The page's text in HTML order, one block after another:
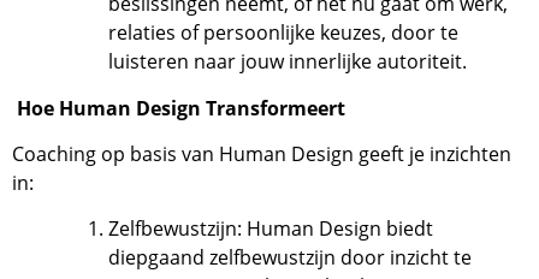
relaties of persoonlijke keuzes, door te
luisteren naar jouw innerlijke autoriteit.
Hoe Human Design Transformeert
Coaching op basis van Human Design geeft je inzichten
in:
Zelfbewustzijn: Human Design biedt
diepgaand zelfbewustzijn door inzicht te